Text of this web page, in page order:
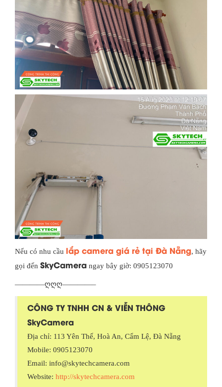
Nếu có nhu cầu lắp camera giá rẻ tại Đà Nẵng, hãy
gọi đến SkyCamera ngay bây giờ: 0905123070
————ღღღ————–
CÔNG TY TNHH CN & VIỄN THÔNG
SkyCamera
Địa chỉ: 113 Yên Thế, Hoà An, Cẩm Lệ, Đà Nẵng
Mobile: 0905123070
Email: info@skytechcamera.com
Website: http://skytechcamera.com